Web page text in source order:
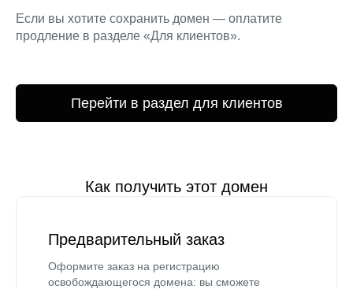
Если вы хотите сохранить домен — оплатите
продление в разделе «Для клиентов».
Перейти в раздел для клиентов
Как получить этот домен
Предварительный заказ
Оформите заказ на регистрацию
освобождающегося домена: вы сможете